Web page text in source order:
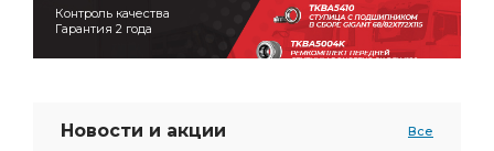
Контроль качества
Гарантия 2 года
Новости и акции Все